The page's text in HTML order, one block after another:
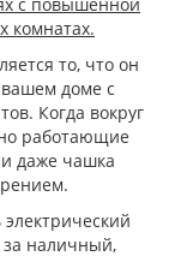
комнатах.
то, что он
доме с
Когда вокруг
работающие
даже чашка
за наличный,